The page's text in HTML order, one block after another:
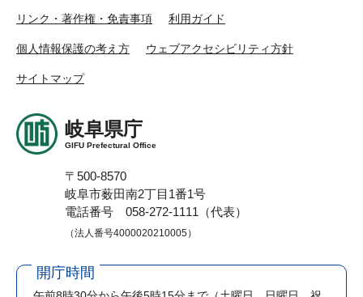
リンク・著作権・免責事項 利用ガイド
個人情報保護の考え方 ウェブアクセシビリティ方針
サイトマップ
岐阜県庁
GIFU Prefectural Office
〒500-8570
岐阜市薮田南2丁目1番1号
電話番号 058-272-1111（代表）
（法人番号4000020210005）
開庁時間